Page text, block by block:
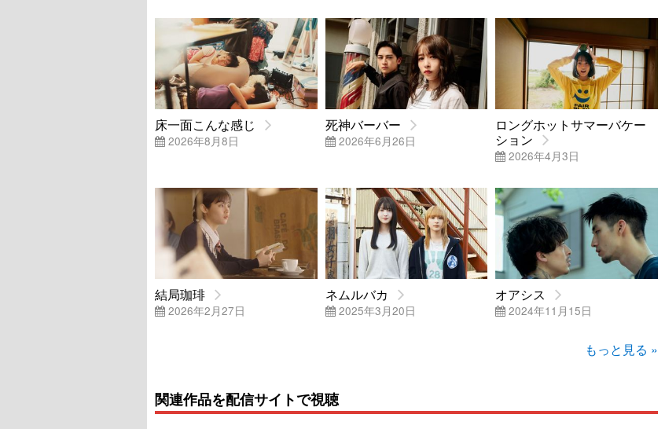
床一面こんな感じ
2026年8月8日
死神バーバー
2026年6月26日
ロングホットサマーバケー
ション
2026年4月3日
結局珈琲
2026年2月27日
ネムルバカ
2025年3月20日
オアシス
2024年11月15日
もっと見る »
関連作品を配信サイトで視聴